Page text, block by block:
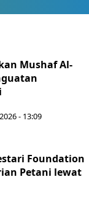
Mushaf Al-
- 13:09
Foundation
Petani lewat